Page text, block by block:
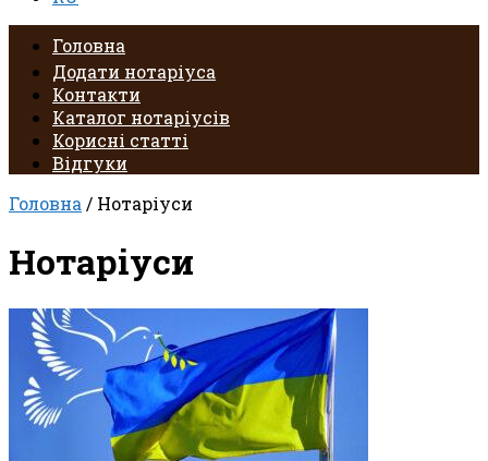
Головна
Додати нотаріуса
Контакти
Каталог нотаріусів
Корисні статті
Відгуки
Головна / Нотаріуси
Нотаріуси